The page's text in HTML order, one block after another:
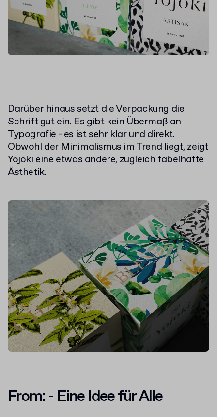
Darüber hinaus setzt die Verpackung die
Schrift gut ein. Es gibt kein Übermaß an
Typografie - es ist sehr klar und direkt.
Obwohl der Minimalismus im Trend liegt, zeigt
Yojoki eine etwas andere, zugleich fabelhafte
Ästhetik.
From: - Eine Idee für Alle